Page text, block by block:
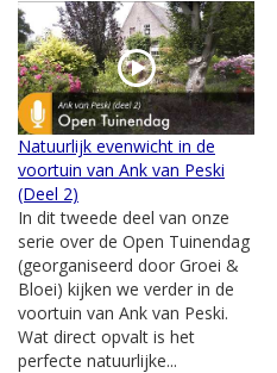
Natuurlijk evenwicht in de
voortuin van Ank van Peski
(Deel 2)
In dit tweede deel van onze
serie over de Open Tuinendag
(georganiseerd door Groei &
Bloei) kijken we verder in de
voortuin van Ank van Peski.
Wat direct opvalt is het
perfecte natuurlijke...